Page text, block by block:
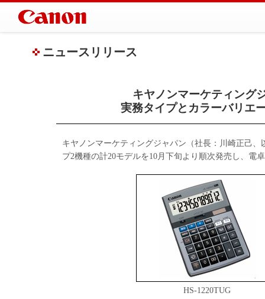
ニュースリリース
キヤノンマーケティング
実務タイプとカラーバリエ
キヤノンマーケティングジャパン（社長：川崎正己
プ2機種の計20モデルを10月下旬より順次発売し、電
HS-1220TUG